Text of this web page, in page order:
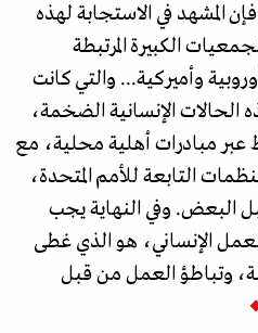
المشهد في الاستجابة لهذه
الكبيرة المرتبطة
وأميركية... والتي كانت
الإنسانية الضخمة،
عبر مبادرات أهلية محلية، مع
التابعة للأمم المتحدة،
البعض. وفي النهاية يجب
الإنساني، هو الذي غطى
وتباطؤ العمل من قبل